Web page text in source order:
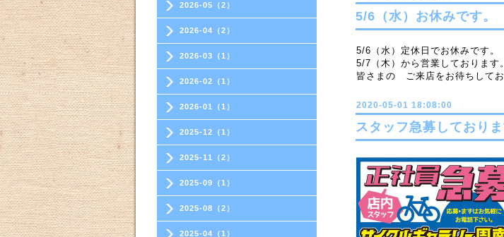
2026-05（2）
2026-04（2）
2026-03（1）
2026-02（1）
2026-01（1）
2025-12（1）
2025-11（2）
2025-09（1）
2025-08（2）
2025-04（1）
5/6（水）お休みです。
5/6（水）定休日でお休みです。
5/7（木）から営業しております。
皆さまの ご来店をお待ちしてお
2020-05-01 18:08:00
スタッフ急募しておりま